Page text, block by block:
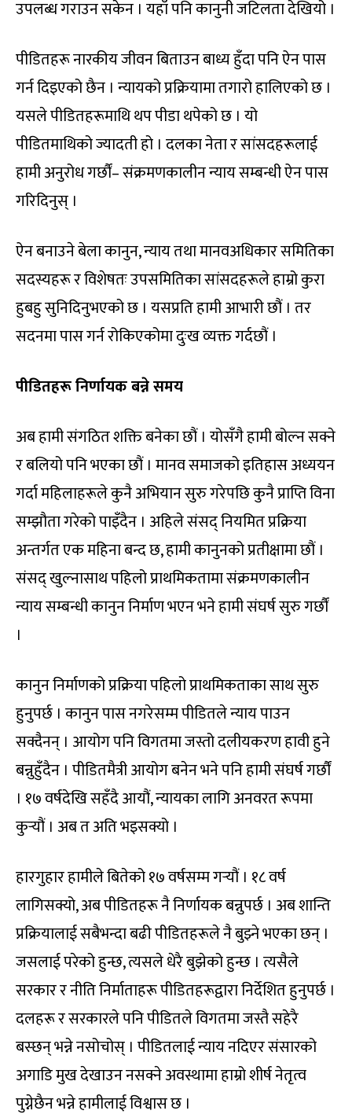
उपलब्ध गराउन सकेन । यहाँ पनि कानुनी जटिलता देखियो ।
पीडितहरू नारकीय जीवन बिताउन बाध्य हुँदा पनि ऐन पास
गर्न दिइएको छैन । न्यायको प्रक्रियामा तगारो हालिएको छ ।
यसले पीडितहरूमाथि थप पीडा थपेको छ । यो
पीडितमाथिको ज्यादती हो । दलका नेता र सांसदहरूलाई
हामी अनुरोध गर्छौं– संक्रमणकालीन न्याय सम्बन्धी ऐन पास
गरिदिनुस् ।
ऐन बनाउने बेला कानुन, न्याय तथा मानवअधिकार समितिका
सदस्यहरू र विशेषतः उपसमितिका सांसदहरूले हाम्रो कुरा
हुबहु सुनिदिनुभएको छ । यसप्रति हामी आभारी छौं । तर
सदनमा पास गर्न रोकिएकोमा दुःख व्यक्त गर्दछौं ।
पीडितहरू निर्णायक बन्ने समय
अब हामी संगठित शक्ति बनेका छौं । योसँगै हामी बोल्न सक्ने
र बलियो पनि भएका छौं । मानव समाजको इतिहास अध्ययन
गर्दा महिलाहरूले कुनै अभियान सुरु गरेपछि कुनै प्राप्ति विना
सम्झौता गरेको पाइँदैन । अहिले संसद् नियमित प्रक्रिया
अन्तर्गत एक महिना बन्द छ, हामी कानुनको प्रतीक्षामा छौं ।
संसद् खुल्नासाथ पहिलो प्राथमिकतामा संक्रमणकालीन
न्याय सम्बन्धी कानुन निर्माण भएन भने हामी संघर्ष सुरु गर्छौं
।
कानुन निर्माणको प्रक्रिया पहिलो प्राथमिकताका साथ सुरु
हुनुपर्छ । कानुन पास नगरेसम्म पीडितले न्याय पाउन
सक्दैनन् । आयोग पनि विगतमा जस्तो दलीयकरण हावी हुने
बन्नुहुँदैन । पीडितमैत्री आयोग बनेन भने पनि हामी संघर्ष गर्छौं
। १७ वर्षदेखि सहँदै आयौं, न्यायका लागि अनवरत रूपमा
कुर्‍यौं । अब त अति भइसक्यो ।
हारगुहार हामीले बितेको १७ वर्षसम्म गर्‍यौं । १८ वर्ष
लागिसक्यो, अब पीडितहरू नै निर्णायक बन्नुपर्छ । अब शान्ति
प्रक्रियालाई सबैभन्दा बढी पीडितहरूले नै बुझ्ने भएका छन् ।
जसलाई परेको हुन्छ, त्यसले धेरै बुझेको हुन्छ । त्यसैले
सरकार र नीति निर्माताहरू पीडितहरूद्वारा निर्देशित हुनुपर्छ ।
दलहरू र सरकारले पनि पीडितले विगतमा जस्तै सहेरै
बस्छन् भन्ने नसोचोस् । पीडितलाई न्याय नदिएर संसारको
अगाडि मुख देखाउन नसक्ने अवस्थामा हाम्रो शीर्ष नेतृत्व
पुग्नेछैन भन्ने हामीलाई विश्वास छ ।